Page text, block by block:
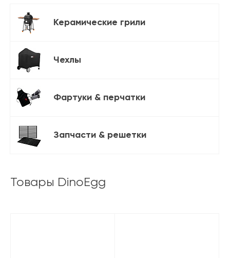
Керамические грили
Чехлы
Фартуки & перчатки
Запчасти & решетки
Товары DinoEgg